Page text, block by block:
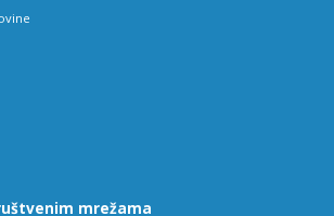
mrežama